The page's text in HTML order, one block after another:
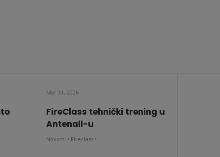
Mar 31, 2026
FireClass tehnički trening u
Antenall-u
Novosti • Fireclass •